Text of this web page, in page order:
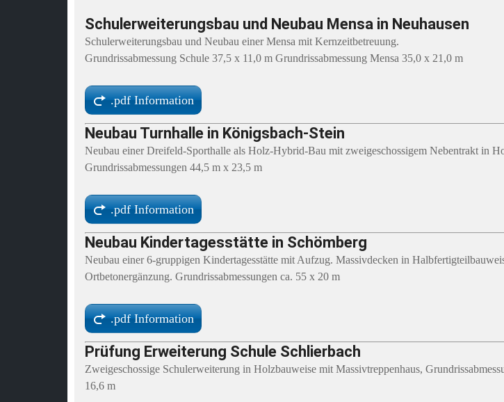
Schulerweiterungsbau und Neubau Mensa in Neuhausen
Schulerweiterungsbau und Neubau einer Mensa mit Kernzeitbetreuung.
Grundrissabmessung Schule 37,5 x 11,0 m Grundrissabmessung Mensa 35,0 x 21,0 m
.pdf Information
Neubau Turnhalle in Königsbach-Stein
Neubau einer Dreifeld-Sporthalle als Holz-Hybrid-Bau mit zweigeschossigem Nebentrakt in
Grundrissabmessungen 44,5 m x 23,5 m
.pdf Information
Neubau Kindertagesstätte in Schömberg
Neubau einer 6-gruppigen Kindertagesstätte mit Aufzug. Massivdecken in
Ortbetonergänzung. Grundrissabmessungen ca. 55 x 20 m
.pdf Information
Prüfung Erweiterung Schule Schlierbach
Zweigeschossige Schulerweiterung in Holzbauweise mit Massivtreppenhaus,
16,6 m